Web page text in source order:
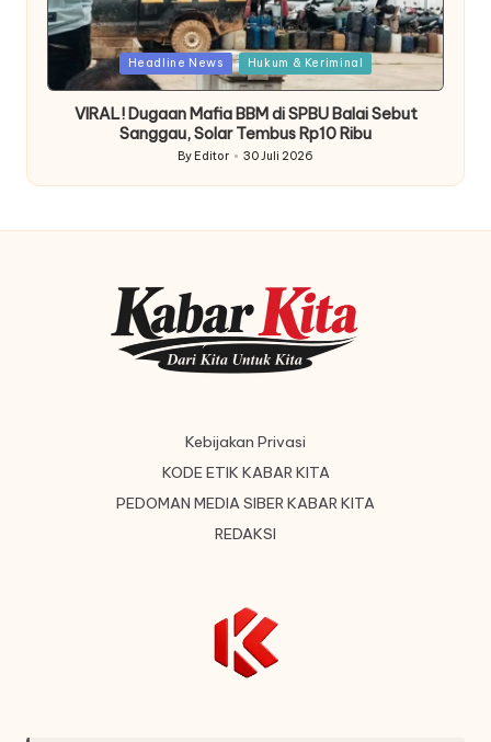
Posted
in
Headline News Hukum & Keriminal
VIRAL! Dugaan Mafia BBM di SPBU Balai Sebut
Sanggau, Solar Tembus Rp10 Ribu
Posted
by
By Editor 30 Juli 2026
Kebijakan Privasi
KODE ETIK KABAR KITA
PEDOMAN MEDIA SIBER KABAR KITA
REDAKSI